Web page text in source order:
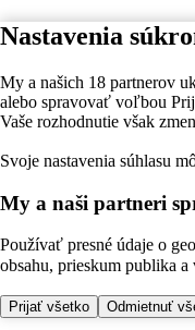
Nastavenia
My a našich 18 partnerov
alebo spravovať voľbou
Vaše rozhodnutie však
Svoje nastavenia súhlasu
My a naši partneri
Používať presné údaje o
obsahu, prieskum publika
Prijať všetko Odmietnuť